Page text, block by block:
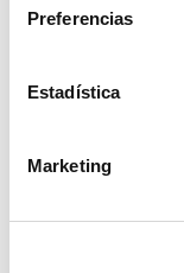
Preferencias
Estadística
Marketing
alternativa
que un
ofrece el tipo
mercado,